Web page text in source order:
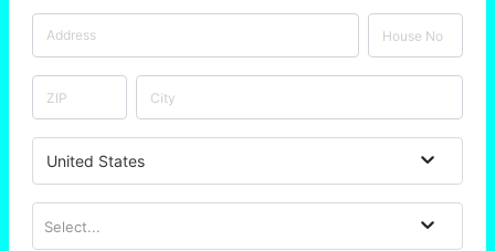
United States
Select...